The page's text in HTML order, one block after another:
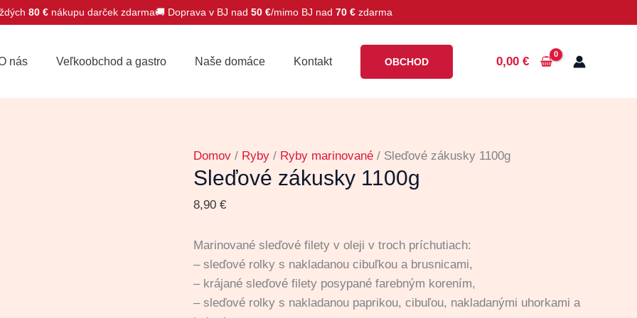
80 € nákupu darček zdarma🚚 Doprava v BJ nad 50 €/mimo BJ nad 70 € zdarma
nás Veľkoobchod a gastro Naše domáce Kontakt OBCHOD 0,00 €
Domov / Ryby / Ryby marinované / Sleďové zákusky 1100g
Sleďové zákusky 1100g
8,90 €
Marinované sleďové filety v oleji v troch príchutiach:
– sleďové rolky s nakladanou cibuľkou a brusnicami,
– krájané sleďové filety posypané farebným korením,
– sleďové rolky s nakladanou paprikou, cibuľou, nakladanými uhorkami a
Sleďové